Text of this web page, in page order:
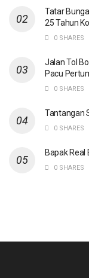
Tatar
25 Tahun
0 SHARES
Jalan Tol
Pacu
0 SHARES
Tantangan
0 SHARES
Bapak
0 SHARES